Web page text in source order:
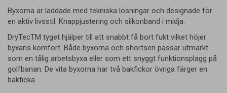
Byxorna är laddade med tekniska lösningar och designade för
en aktiv livsstil. Knappjustering och silkonband i midja.
DryTecTM tyget hjälper till att snabbt få bort fukt vilket höjer
byxans komfort. Både byxorna och shortsen passar utmärkt
som en tålig arbetsbyxa eller som ett snyggt funktionsplagg på
golfbanan. De vita byxorna har två bakfickor övriga färger en
bakficka.